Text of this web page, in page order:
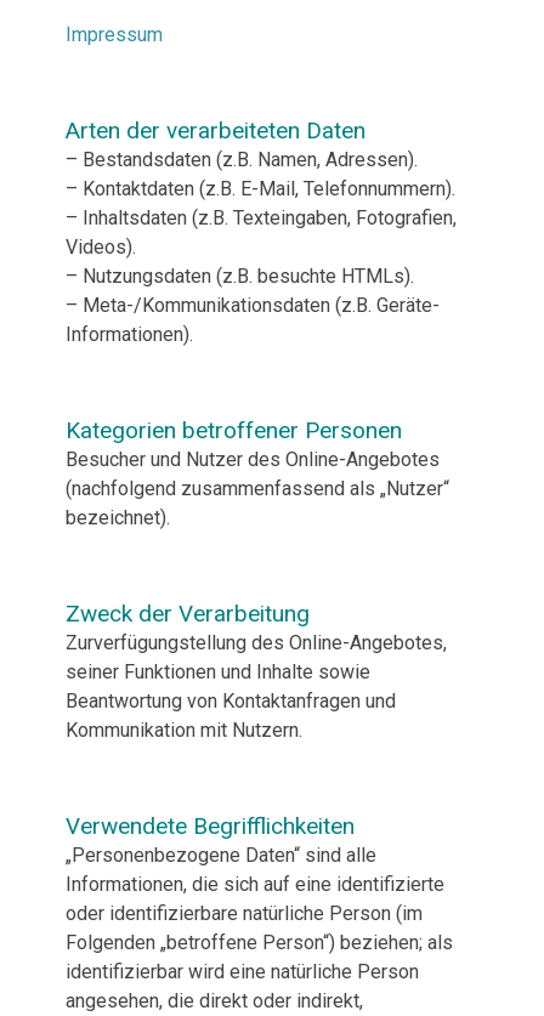
Impressum
Arten der verarbeiteten Daten
– Bestandsdaten (z.B. Namen, Adressen).
– Kontaktdaten (z.B. E-Mail, Telefonnummern).
– Inhaltsdaten (z.B. Texteingaben, Fotografien,
Videos).
– Nutzungsdaten (z.B. besuchte HTMLs).
– Meta-/Kommunikationsdaten (z.B. Geräte-
Informationen).
Kategorien betroffener Personen
Besucher und Nutzer des Online-Angebotes
(nachfolgend zusammenfassend als „Nutzer“
bezeichnet).
Zweck der Verarbeitung
Zurverfügungstellung des Online-Angebotes,
seiner Funktionen und Inhalte sowie
Beantwortung von Kontaktanfragen und
Kommunikation mit Nutzern.
Verwendete Begrifflichkeiten
„Personenbezogene Daten“ sind alle
Informationen, die sich auf eine identifizierte
oder identifizierbare natürliche Person (im
Folgenden „betroffene Person“) beziehen; als
identifizierbar wird eine natürliche Person
angesehen, die direkt oder indirekt,